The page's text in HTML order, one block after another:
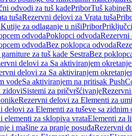
odvodi za tuš kadePriborTuš kabine
tušaRezervni delovi za Vrata tuša
za odlaganje u nišiPribor
odvodaPoklopci odvodaRezervni
odvodaBez poklopca odvoda
za tuš kade SestraBez
delovi za Sa aktiviranjem
delovi za Sa aktiviranjem
vodeSa aktiviranjem na pritisak
zidoviSistemi za pričvršćivanje
Rezervni delovi za Elementi za
delovi za Elementi za tuševe sa zidnim
elementi za sklopiva vrataElementi za
i mašine za pranje posuđaRezervni